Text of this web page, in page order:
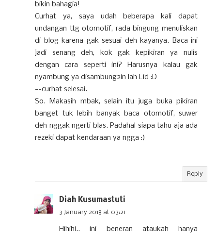
bikin bahagia!
Curhat ya, saya udah beberapa kali dapat
undangan ttg otomotif, rada bingung menuliskan
di blog karena gak sesuai deh kayanya. Baca ini
jadi senang deh, kok gak kepikiran ya nulis
dengan cara seperti ini? Harusnya kalau gak
nyambung ya disambung2in lah Lid :D
--curhat selesai.
So. Makasih mbak, selain itu juga buka pikiran
banget tuk lebih banyak baca otomotif, suwer
deh nggak ngerti blas. Padahal siapa tahu aja ada
rezeki dapat kendaraan ya ngga :)
Reply
Diah Kusumastuti
3 January 2018 at 03:21
Hihihi.. ini beneran ataukah hanya